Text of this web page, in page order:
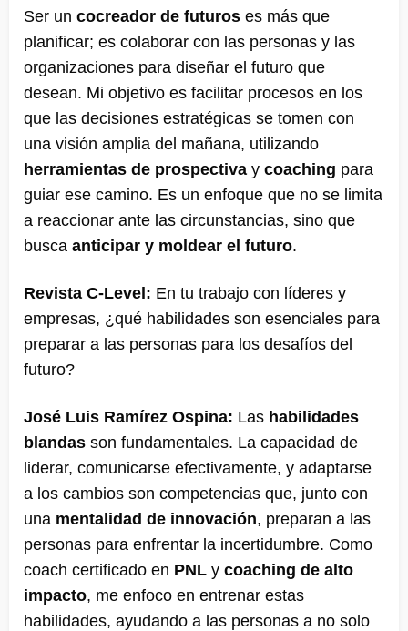
Ser un cocreador de futuros es más que
planificar; es colaborar con las personas y las
organizaciones para diseñar el futuro que
desean. Mi objetivo es facilitar procesos en los
que las decisiones estratégicas se tomen con
una visión amplia del mañana, utilizando
herramientas de prospectiva y coaching para
guiar ese camino. Es un enfoque que no se limita
a reaccionar ante las circunstancias, sino que
busca anticipar y moldear el futuro​.
Revista C-Level: En tu trabajo con líderes y
empresas, ¿qué habilidades son esenciales para
preparar a las personas para los desafíos del
futuro?
José Luis Ramírez Ospina: Las habilidades
blandas son fundamentales. La capacidad de
liderar, comunicarse efectivamente, y adaptarse
a los cambios son competencias que, junto con
una mentalidad de innovación, preparan a las
personas para enfrentar la incertidumbre​​. Como
coach certificado en PNL y coaching de alto
impacto, me enfoco en entrenar estas
habilidades, ayudando a las personas a no solo